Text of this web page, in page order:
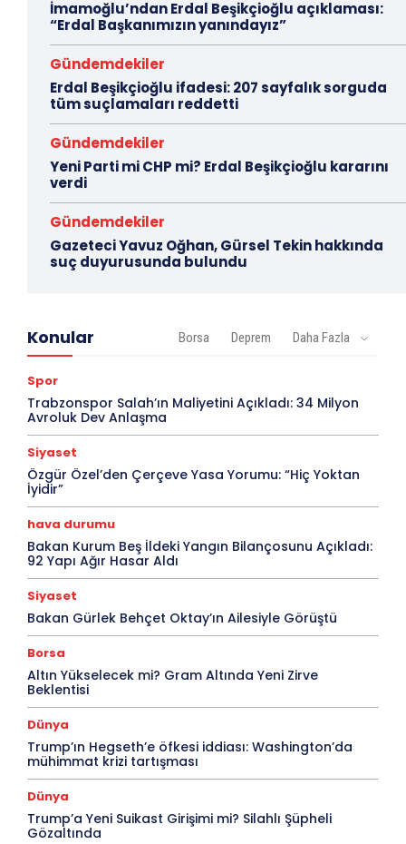
İmamoğlu’ndan Erdal Beşikçioğlu açıklaması:
“Erdal Başkanımızın yanındayız”
Gündemdekiler
Erdal Beşikçioğlu ifadesi: 207 sayfalık sorguda
tüm suçlamaları reddetti
Gündemdekiler
Yeni Parti mi CHP mi? Erdal Beşikçioğlu kararını
verdi
Gündemdekiler
Gazeteci Yavuz Oğhan, Gürsel Tekin hakkında
suç duyurusunda bulundu
Konular Borsa Deprem Daha Fazla
Spor
Trabzonspor Salah’ın Maliyetini Açıkladı: 34 Milyon
Avroluk Dev Anlaşma
Siyaset
Özgür Özel’den Çerçeve Yasa Yorumu: “Hiç Yoktan
İyidir”
hava durumu
Bakan Kurum Beş İldeki Yangın Bilançosunu Açıkladı:
92 Yapı Ağır Hasar Aldı
Siyaset
Bakan Gürlek Behçet Oktay’ın Ailesiyle Görüştü
Borsa
Altın Yükselecek mi? Gram Altında Yeni Zirve
Beklentisi
Dünya
Trump’ın Hegseth’e öfkesi iddiası: Washington’da
mühimmat krizi tartışması
Dünya
Trump’a Yeni Suikast Girişimi mi? Silahlı Şüpheli
Gözaltında